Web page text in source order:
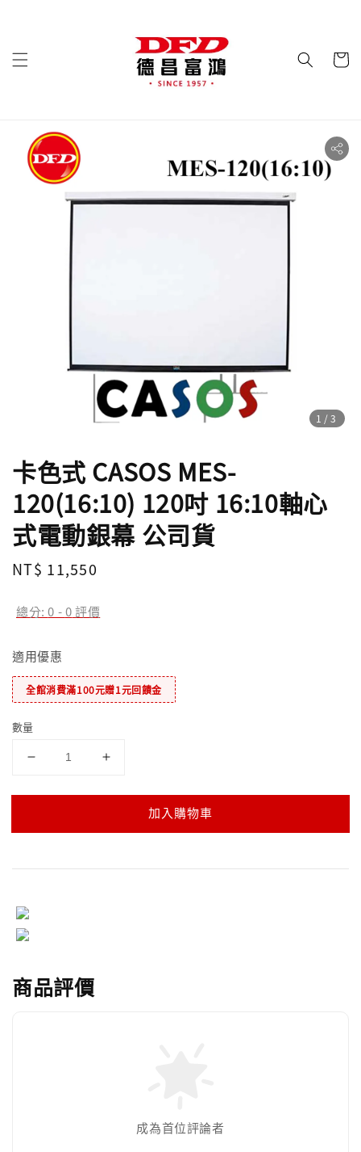
1 /3
卡色式 CASOS MES-
120(16:10) 120吋 16:10軸心
式電動銀幕 公司貨
Regular
NT$ 11,550
總分:0 -0評價
適用優惠
全館消費滿100元贈1元回饋金
數量
加入購物車
商品評價
成為首位評論者